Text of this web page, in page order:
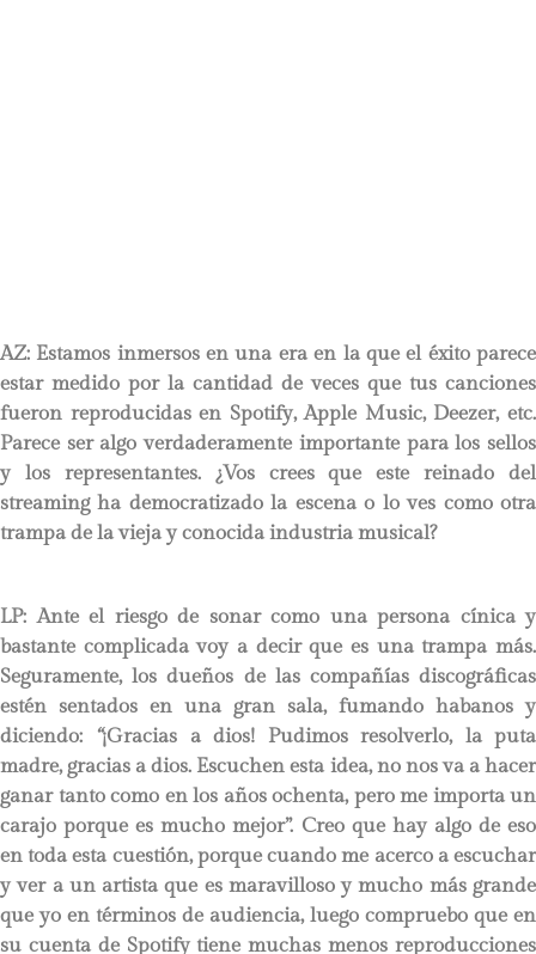
AZ: Estamos inmersos en una era en la que el éxito parece
estar medido por la cantidad de veces que tus canciones
fueron reproducidas en Spotify, Apple Music, Deezer, etc.
Parece ser algo verdaderamente importante para los sellos
y los representantes. ¿Vos crees que este reinado del
streaming ha democratizado la escena o lo ves como otra
trampa de la vieja y conocida industria musical?
LP: Ante el riesgo de sonar como una persona cínica y
bastante complicada voy a decir que es una trampa más.
Seguramente, los dueños de las compañías discográficas
estén sentados en una gran sala, fumando habanos y
diciendo:
“¡Gracias a dios! Pudimos resolverlo, la puta
madre, gracias a dios. Escuchen esta idea, no nos va a hacer
ganar tanto como en los años ochenta, pero me importa un
carajo porque es mucho mejor”. Creo que hay algo de eso
en toda esta cuestión, porque cuando me acerco a escuchar
y ver a un artista que es maravilloso y mucho más grande
que yo en términos de audiencia, luego compruebo que en
su cuenta de Spotify tiene muchas menos reproducciones